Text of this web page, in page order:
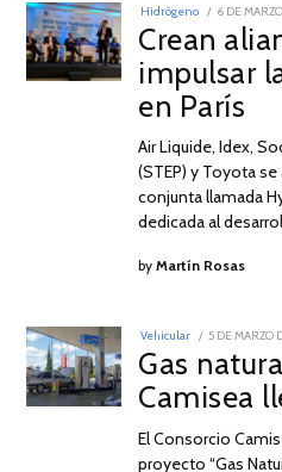
Hidrógeno
POSTED
6 DE
Crean
impulsar
en París
Air Liquide, Idex,
(STEP) y Toyota
conjunta llamada
dedicada al
byMartín Rosas
Vehicular
POSTED
5 DE MARZO
Gas
Camisea
El Consorcio
proyecto “Gas